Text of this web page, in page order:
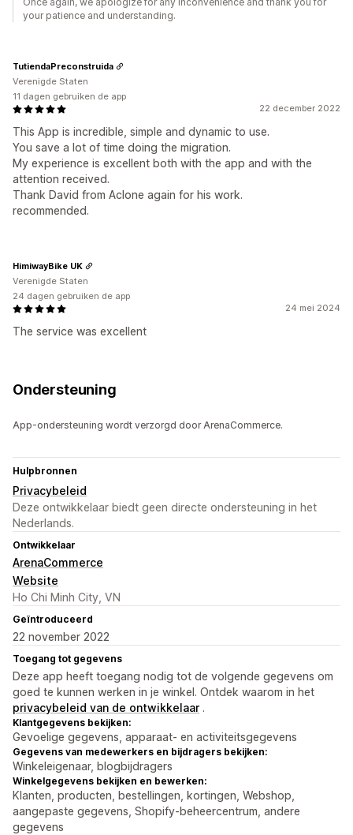
your patience and understanding.
22 december 2022
This App is incredible, simple and dynamic to use.
You save a lot of time doing the migration.
My experience is excellent both with the app and with the
attention received.
Thank David from Aclone again for his work.
recommended.
TutiendaPreconstruida
Verenigde Staten
11 dagen gebruiken de app
24 mei 2024
The service was excellent
HimiwayBike UK
Verenigde Staten
24 dagen gebruiken de app
Ondersteuning
App-ondersteuning wordt verzorgd door ArenaCommerce.
Hulpbronnen
Privacybeleid
Deze ontwikkelaar biedt geen directe ondersteuning in het
Nederlands.
Ontwikkelaar
ArenaCommerce
Website
Ho Chi Minh City, VN
Geïntroduceerd
22 november 2022
Toegang tot gegevens
Deze app heeft toegang nodig tot de volgende gegevens om
goed te kunnen werken in je winkel. Ontdek waarom in het
privacybeleid van de ontwikkelaar .
Klantgegevens bekijken:
Gevoelige gegevens, apparaat- en activiteitsgegevens
Gegevens van medewerkers en bijdragers bekijken:
Winkeleigenaar, blogbijdragers
Winkelgegevens bekijken en bewerken:
Klanten, producten, bestellingen, kortingen, Webshop,
aangepaste gegevens, Shopify-beheercentrum, andere
gegevens